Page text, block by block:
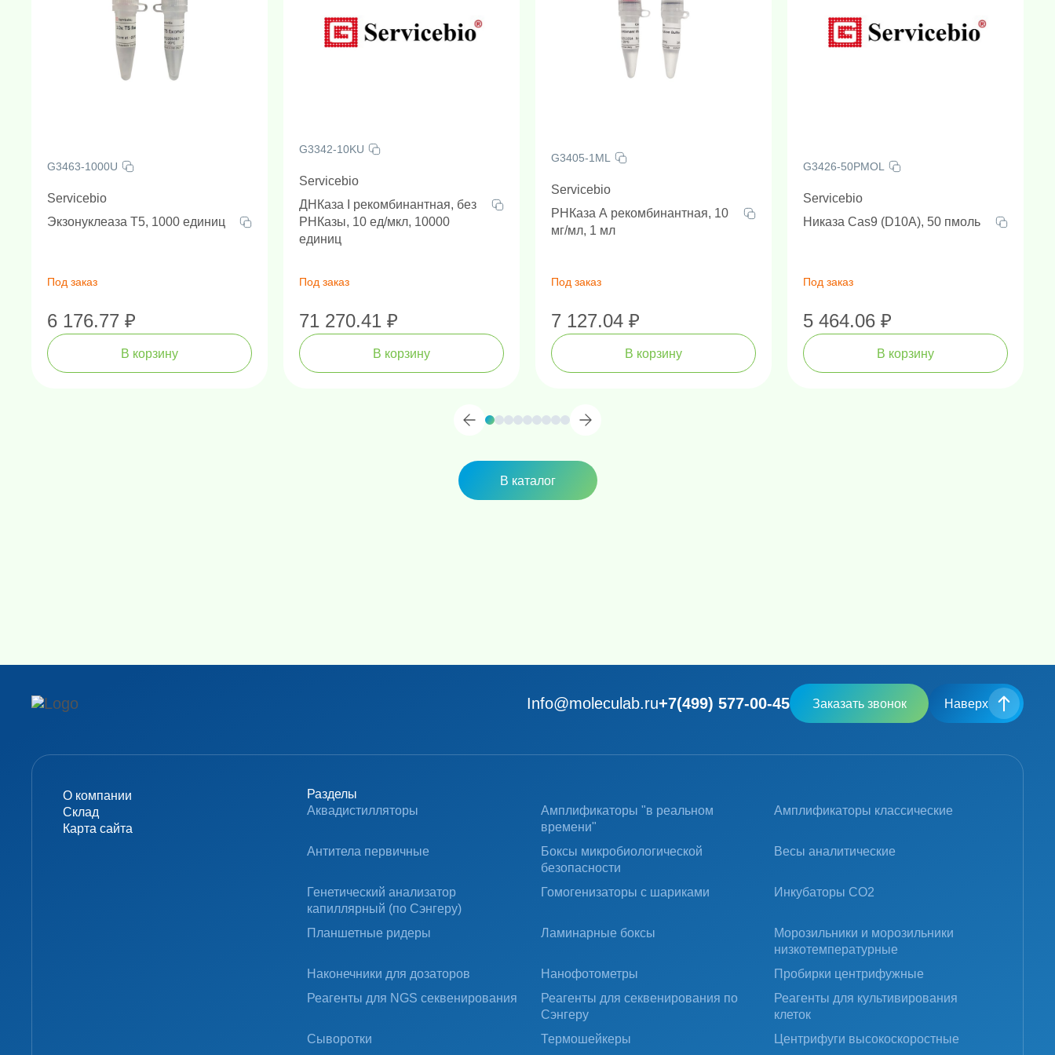
G3463-1000U
Servicebio
Экзонуклеаза Т5, 1000 единиц
Под заказ
6 176.77 ₽
В корзину
G3342-10KU
Servicebio
ДНКаза I рекомбинантная, без
РНКазы, 10 ед/мкл, 10000
единиц
Под заказ
71 270.41 ₽
В корзину
G3405-1ML
Servicebio
РНКаза А рекомбинантная, 10
мг/мл, 1 мл
Под заказ
7 127.04 ₽
В корзину
G3426-50PMOL
Servicebio
Никаза Cas9 (D10A), 50 пмоль
Под заказ
5 464.06 ₽
В корзину
В каталог
Info@moleculab.ru+7(499) 577-00-45 Заказать звонок Наверх
О компании
Склад
Карта сайта
Разделы
Аквадистилляторы
Амплификаторы "в реальном
времени"
Амплификаторы классические
Антитела первичные
Боксы микробиологической
безопасности
Весы аналитические
Генетический анализатор
капиллярный (по Сэнгеру)
Гомогенизаторы с шариками Инкубаторы CO2
Планшетные ридеры Ламинарные боксы
Морозильники и морозильники
низкотемпературные
Наконечники для дозаторов
Нанофотометры
Пробирки центрифужные
Реагенты для NGS секвенирования
Реагенты для секвенирования по
Сэнгеру
Реагенты для культивирования
клеток
Сыворотки
Термошейкеры Центрифуги высокоскоростные